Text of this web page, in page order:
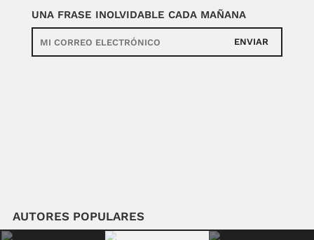
UNA FRASE INOLVIDABLE CADA MAÑANA
ENVIAR
AUTORES POPULARES